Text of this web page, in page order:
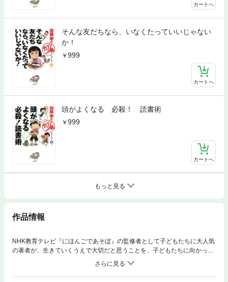
カートへ
そんな友だちなら、いなくたっていいじゃない
か！
999
カートへ
頭がよくなる 必殺！ 読書術
999
カートへ
もっと見る
作品情報
NHK教育テレビ『にほんごであそぼ』の監修者として子どもたちに大人気
の著者が、生きていくうえで大切だと思うことを、子どもたちに向かって
はっきりと語りかけるシリーズの第1弾。小学校低学年生でも一気に読め
るように、総ルビをふり、挿絵も豊富に楽しい本に仕上げました。まずは
太ゴシックで強調した文と挿絵を見るだけでもOK！著者自身、勉強はす